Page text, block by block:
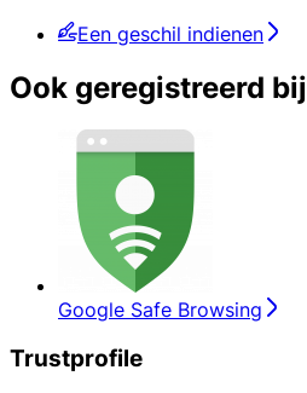
Een geschil indienen
Ook geregistreerd bij
Google Safe Browsing
Trustprofile